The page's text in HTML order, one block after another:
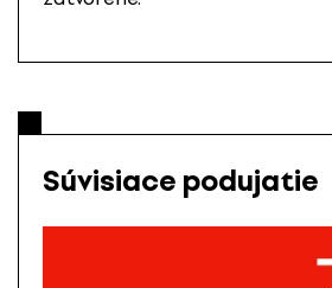
Súvisiace podujatie